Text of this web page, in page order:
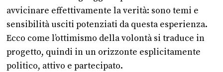
avvicinare effettivamente la verità: sono temi e
sensibilità usciti potenziati da questa esperienza.
Ecco come l’ottimismo della volontà si traduce in
progetto, quindi in un orizzonte esplicitamente
politico, attivo e partecipato.